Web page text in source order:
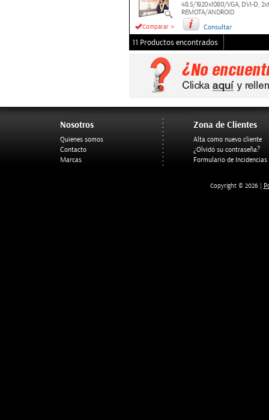
Comparar »
48.5/1920x1080/VGA, DVI-D,
REMOTA/ANDROID
Consultar
11 Productos encontrados
Nosotros
Quienes somos
Contacto
Marcas
Zona de Clientes
Alta como nuevo cliente
¿Olvidó su contraseña?
Formulario de Incidencias
Copyright © 2026 |